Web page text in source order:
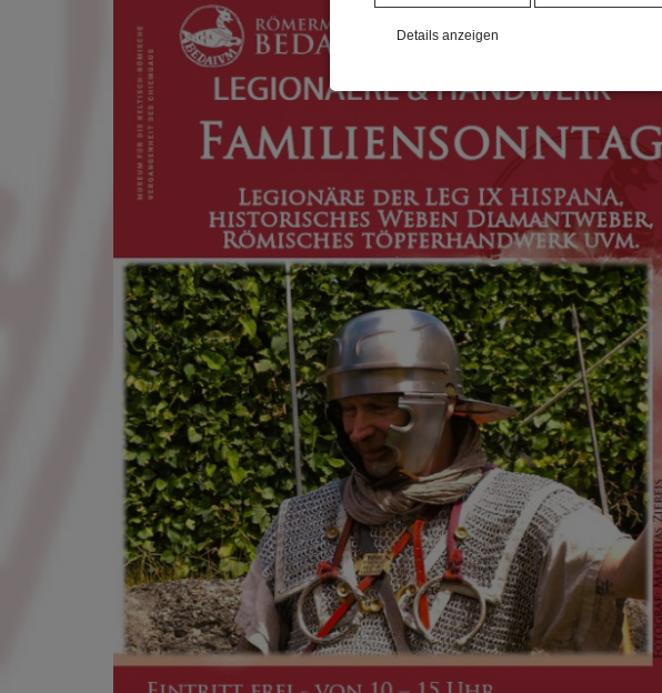
Details anzeigen
Diese Cookies sind für den Betrieb der Seite
gespeichert. Lediglich eine anonyme Session-
Diese Website nutzt Matomo Analytics für die
werden ausschließlich auf unseren eigenen
die Funktion AnonymizeIP zur
auf unserer Internetseite zugeordnet werden
YouTube / Vimeo
Videos werden über die Plattformen YouTube
Datenschutzmodus. Dieser Modus bewirkt
Website speichert, bevor diese sich das Video
Eingebundene Inhalte
Optional sind externe Inhalte auf den Seiten
sein oder auch Anwendungen einer externen